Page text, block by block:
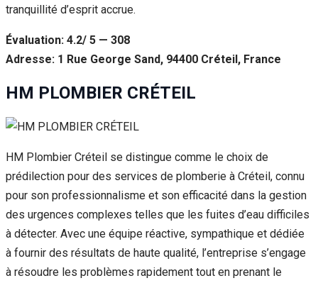
tranquillité d’esprit accrue.
Évaluation: 4.2/ 5 — 308
Adresse: 1 Rue George Sand, 94400 Créteil, France
HM PLOMBIER CRÉTEIL
HM Plombier Créteil se distingue comme le choix de
prédilection pour des services de plomberie à Créteil, connu
pour son professionnalisme et son efficacité dans la gestion
des urgences complexes telles que les fuites d’eau difficiles
à détecter. Avec une équipe réactive, sympathique et dédiée
à fournir des résultats de haute qualité, l’entreprise s’engage
à résoudre les problèmes rapidement tout en prenant le